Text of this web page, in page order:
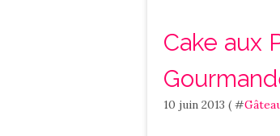
Cake aux
10 juin 2013 ( #